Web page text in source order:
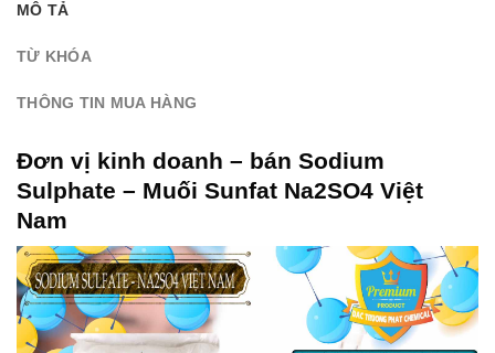
MÔ TẢ
TỪ KHÓA
THÔNG TIN MUA HÀNG
Đơn vị kinh doanh – bán Sodium
Sulphate – Muối Sunfat Na2SO4 Việt
Nam